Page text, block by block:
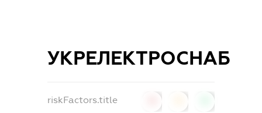
УКРЕЛЕКТРОСНАБ
riskFactors.title